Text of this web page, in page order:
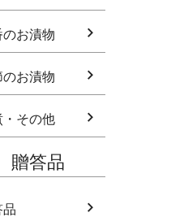
のお漬物
のお漬物
・その他
贈答品
品